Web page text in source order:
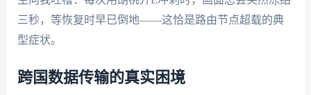
三秒，等恢复时早已倒地——这恰是路由节点超载的典
型症状。
跨国数据传输的真实困境